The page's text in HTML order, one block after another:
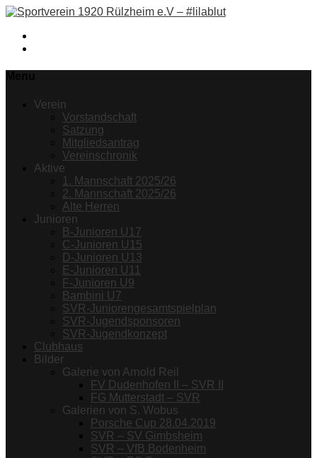
Verein
Vorstandschaft
Satzung
Mitgliedsantrag
Vereinschronik
Aktive
1. Mannschaft 2025/26
2. Mannschaft 2025/26
Alte Herren
Junioren
B-Junioren U17
C-Junioren U15
D-Junioren U13
E-Junioren U11
F-Junioren U9
Bambini U7
SVR-Juniorengesamtspielplan
SVR-Jugendsponsoren
SVR-Jugendkonzept
Clubhaus
Bilder
Galerie von Arnold Reil
FV Dudenhofen II – SVR II
FG Mutterstadt – SVR
Galerien von S. Wobus
Porsche Cup 28.04.2019
SVR – SV Gimbsheim
SVR – VfB Bodenheim